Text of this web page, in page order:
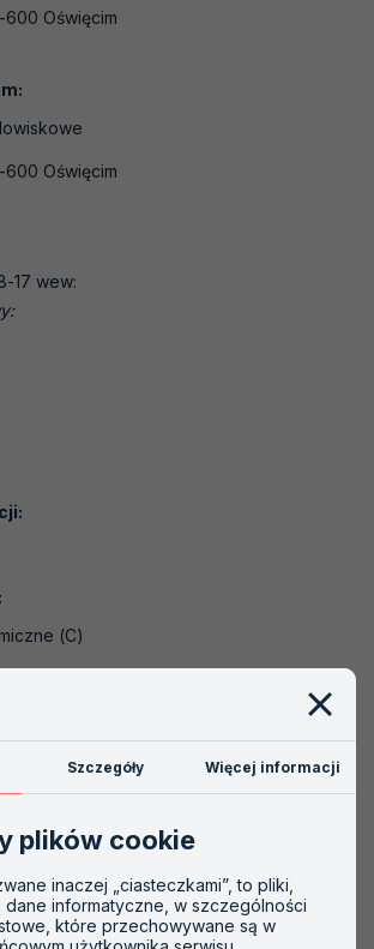
certyfikujące systemy
certyfikujące wyroby, procesy i
inspekcyjne
po kroku
600 Oświęcim
600 Oświęcim
17 wew:
(C)
laboratoria akredytowane do
Szczegóły Więcej informacji
plików cookie
inaczej „ciasteczkami”, to pliki,
dane informatyczne, w szczególności
które przechowywane są w